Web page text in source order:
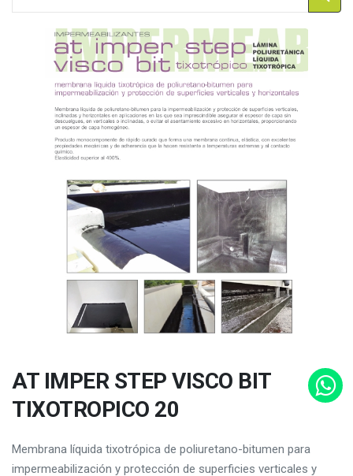
AT IMPER STEP VISCO BIT
TIXOTROPICO 20
Membrana líquida tixotrópica de poliuretano-bitumen para
impermeabilización y protección de superficies verticales y